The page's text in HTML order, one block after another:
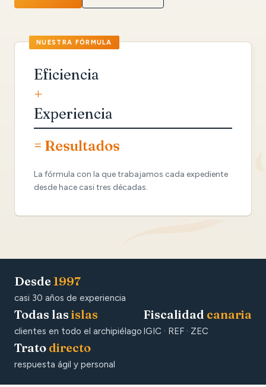
Eficiencia
+
Experiencia
= Resultados
La fórmula con la que trabajamos cada expediente
desde hace casi tres décadas.
Desde 1997
casi 30 años de experiencia
Todas las islas
clientes en todo el archipiélago
Fiscalidad canaria
IGIC · REF · ZEC
Trato directo
respuesta ágil y personal